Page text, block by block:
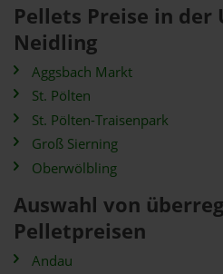
Pellets Preise in der
Neidling
Aggsbach Markt
St. Pölten
St. Pölten-Traisenpark
Groß Sierning
Oberwölbling
Auswahl von
Pelletpreisen
Andau